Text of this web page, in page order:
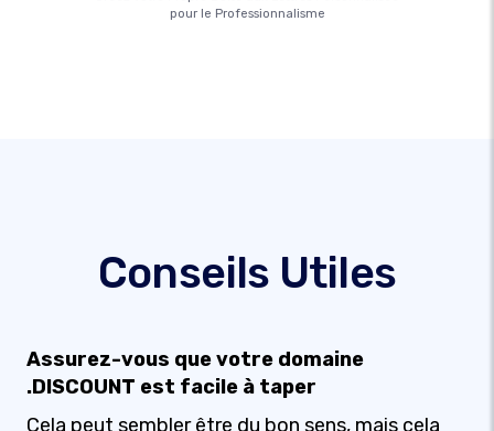
pour le Professionnalisme
Conseils Utiles
Assurez-vous que votre domaine
.DISCOUNT est facile à taper
Cela peut sembler être du bon sens, mais cela